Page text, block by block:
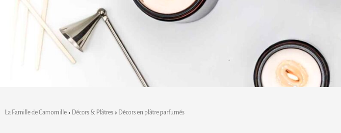
La Famille de Camomille Décors & Plâtres Décors en plâtre parfumés